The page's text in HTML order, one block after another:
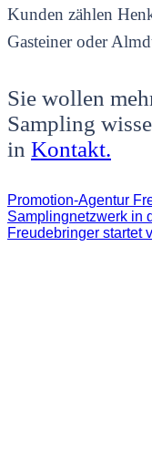
Kunden zählen
Gasteiner oder
Sie wollen
Sampling
in Kontakt.
Promotion-Agentur
Samplingnetzwerk in
Freudebringer startet